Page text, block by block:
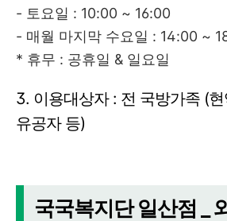
- 토요일 : 10:00 ~ 16:00
- 매월 마지막 수요일 : 14:00 ~
* 휴무 : 공휴일 & 일요일
3. 이용대상자 : 전 국방가족 (
유공자 등)
국국복지단 일산점 _